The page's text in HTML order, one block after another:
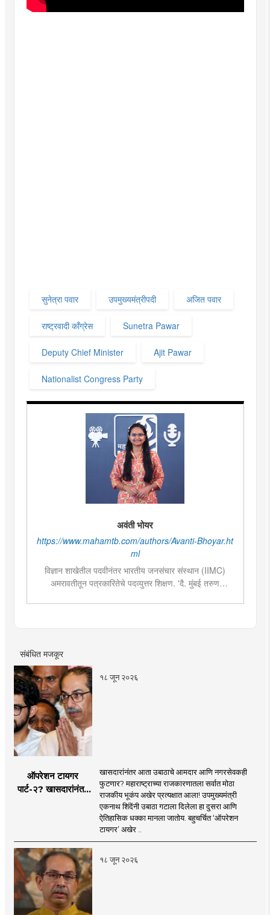
सुनेत्रा पवार उपमुख्यमंत्रीपदी अजित पवार
राष्ट्रवादी काँग्रेस Sunetra Pawar
Deputy Chief Minister Ajit Pawar
Nationalist Congress Party
अवंती भोयर
https://www.mahamtb.com/authors/Avanti-Bhoyar.ht
ml
विज्ञान शाखेतील पदवीनंतर भारतीय जनसंचार संस्थान (IIMC)
अमरावतीतून पत्रकारितेचे पदव्युत्तर शिक्षण. 'दै. मुंबई तरुण
राजकारण या विषयात विशेष रस. हस्तकला, संगीत आणि कविता
संबंधित मजकूर
१८ जून २०२६
ऑपरेशन टायगर
पार्ट-२? खासदारांनंतर
खासदारांनंतर आता उबाठाचे आमदार आणि नगरसेवकही
फुटणार? महाराष्ट्राच्या राजकारणातला सर्वात मोठा
राजकीय भूकंप अखेर प्रत्यक्षात आला! उपमुख्यमंत्री
एकनाथ शिंदेंनी उबाठा गटाला दिलेला हा दुसरा आणि
ऐतिहासिक धक्का मानला जातोय. बहुचर्चित ‘ऑपरेशन
टायगर’ अखेर ..
१८ जून २०२६